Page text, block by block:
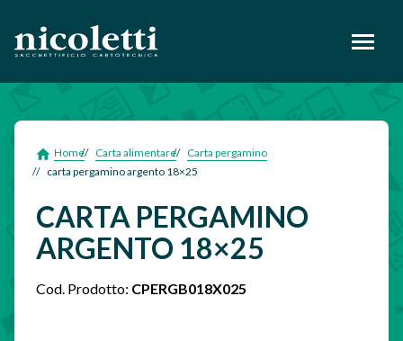
footer
Home Carta alimentare
Carta pergamino
carta pergamino argento 18×25
CARTA PERGAMINO
ARGENTO 18×25
Cod. Prodotto: CPERGB018X025